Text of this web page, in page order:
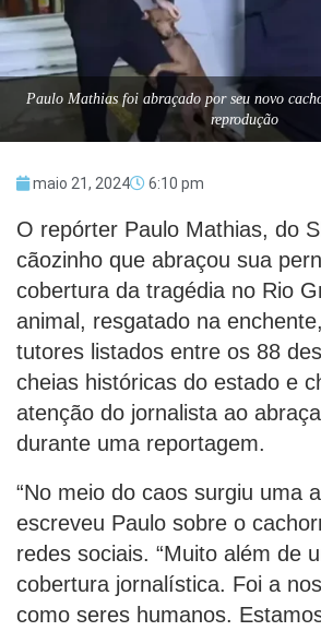
Paulo Mathias foi abraçado por seu novo
reprodução
maio 21, 2024 6:10 pm
O repórter Paulo Mathias, do
cãozinho que abraçou sua
cobertura da tragédia no Rio
animal, resgatado na
tutores listados entre os 88
cheias históricas do estado e
atenção do jornalista ao
durante uma reportagem.
“No meio do caos surgiu uma
escreveu Paulo sobre o
redes sociais. “Muito além de
cobertura jornalística. Foi a
como seres humanos.